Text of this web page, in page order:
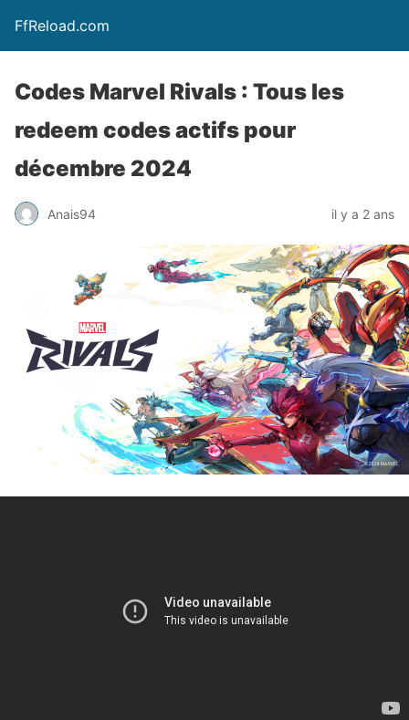
FfReload.com
Codes Marvel Rivals : Tous les
redeem codes actifs pour
décembre 2024
Anais94 il y a 2 ans